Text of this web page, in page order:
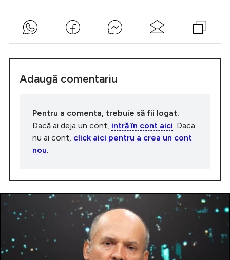
Adaugă comentariu
Pentru a comenta, trebuie să fii logat.
Dacă ai deja un cont, intră în cont aici . Daca
nu ai cont, click aici pentru a crea un cont
nou